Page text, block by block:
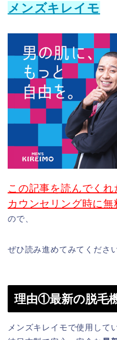
メンズキレイモ
この記事を読んでく
カウンセリング時に無
ので、
ぜひ読み進めてみてください
理由①最新の脱毛
メンズキレイモで使用して